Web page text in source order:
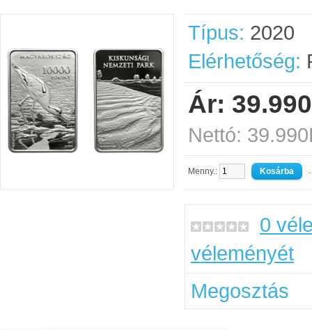
Típus: 2020
Elérhetőség:
Ár:
Nettó:
Menny.: -
0
véleményét
Megosztás